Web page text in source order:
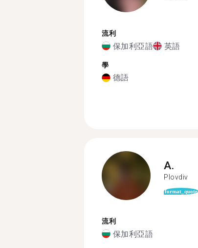
流利
保加利亞語 英語
學
德語
A.
Plovdiv
format_quote
流利
保加利亞語